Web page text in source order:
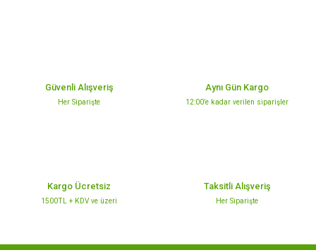
Bu ürüne benzer farklı alternatifler olmalı.
Artvin Nane / 30 gr. Artvin Sumak / 60 gr.
Güvenli Alışveriş
Her Siparişte
Aynı Gün Kargo
12:00’e kadar verilen siparişler
Kargo Ücretsiz
1500TL + KDV ve üzeri
Taksitli Alışveriş
Her Siparişte